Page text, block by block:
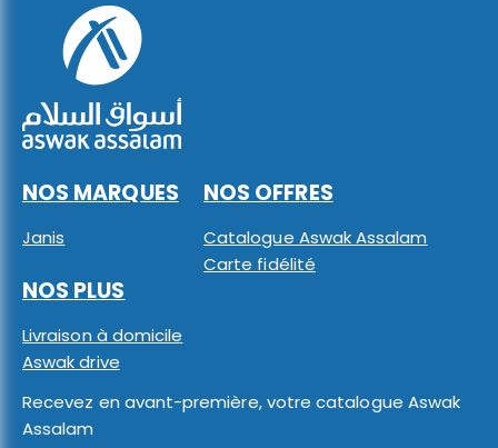
NOS MARQUES
Janis
NOS OFFRES
Catalogue Aswak Assalam
Carte fidélité
NOS PLUS
Livraison à domicile
Aswak drive
Recevez en avant-première, votre catalogue Aswak
Assalam